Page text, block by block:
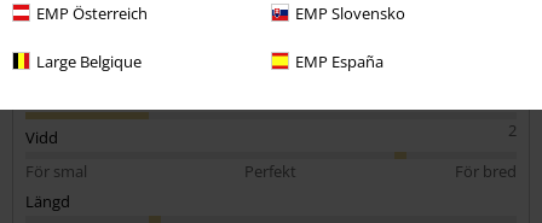
EMP Österreich EMP Slovensko
Large Belgique EMP España
Kvalité
Design
2
Vidd
För smal
Perfekt
För bred
Längd